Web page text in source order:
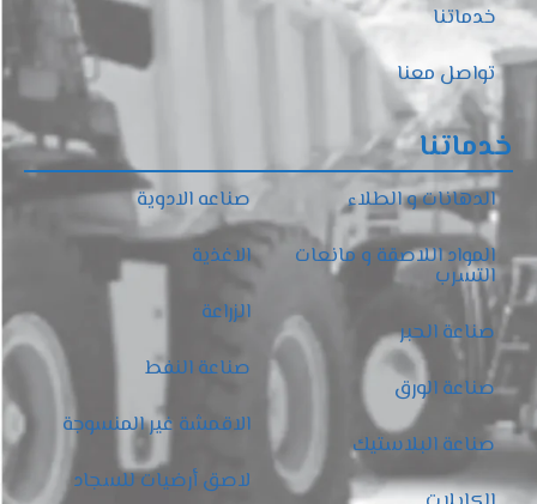
خدماتنا
تواصل معنا
خدماتنا
الدهانات و الطلاء
المواد اللاصقة و مانعات
التسرب
صناعة الحبر
صناعة الورق
صناعة البلاستيك
صناعه الادوية
الاغذية
الزراعة
صناعة النفط
الاقمشة غير المنسوجة
لاصق أرضيات للسجاد